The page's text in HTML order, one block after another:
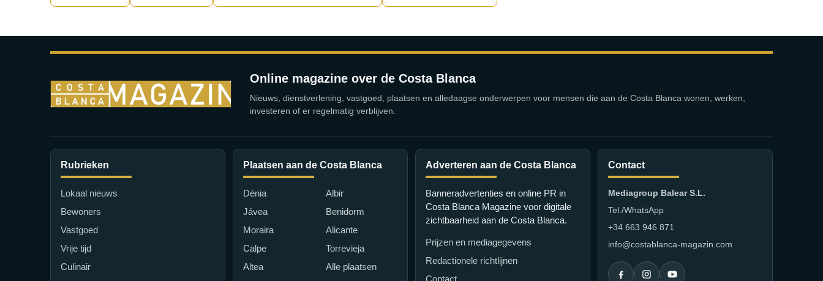
Online magazine over de Costa Blanca
Nieuws, dienstverlening, vastgoed, plaatsen en alledaagse onderwerpen voor mensen die aan de Costa Blanca wonen, werken,
investeren of er regelmatig verblijven.
Rubrieken
Lokaal nieuws
Bewoners
Vastgoed
Vrije tijd
Culinair
Plaatsen aan de Costa Blanca
Dénia
Albir
Jávea
Benidorm
Moraira
Alicante
Calpe
Torrevieja
Altea
Alle plaatsen
Adverteren aan de Costa Blanca
Banneradvertenties en online PR in
Costa Blanca Magazine voor digitale
zichtbaarheid aan de Costa Blanca.
Prijzen en mediagegevens
Redactionele richtlijnen
Contact
Mediagroup Balear S.L.
Tel./WhatsApp
+34 663 946 871
info@costablanca-magazin.com